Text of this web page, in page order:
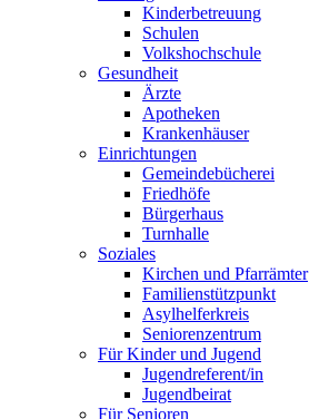
Kinderbetreuung
Schulen
Volkshochschule
Gesundheit
Ärzte
Apotheken
Krankenhäuser
Einrichtungen
Gemeindebücherei
Friedhöfe
Bürgerhaus
Turnhalle
Soziales
Kirchen und Pfarrämter
Familienstützpunkt
Asylhelferkreis
Seniorenzentrum
Für Kinder und Jugend
Jugendreferent/in
Jugendbeirat
Für Senioren